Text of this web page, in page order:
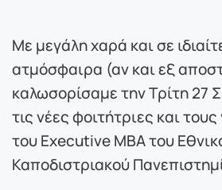
Με μεγάλη χαρά και σε
ατμόσφαιρα (αν και εξ
καλωσορίσαμε την Τρίτη 27
τις νέες φοιτήτριες και
του Executive MBA του
Καποδιστριακού